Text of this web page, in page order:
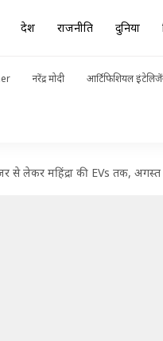
देश राजनीति दुनिया
नरेंद्र मोदी आर्टिफिशियल
से लेकर महिंद्रा की EVs तक, अगस्त